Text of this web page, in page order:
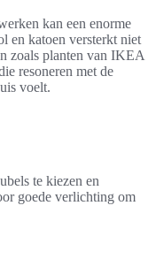
kan een enorme
en katoen versterkt niet
zoals planten van IKEA
resoneren met de
voelt.
te kiezen en
goede verlichting om